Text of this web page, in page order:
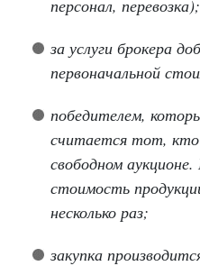
персонал, перевозка);
за услуги брокера
первоначальной
победителем,
считается тот,
свободном
стоимость
несколько раз;
закупка